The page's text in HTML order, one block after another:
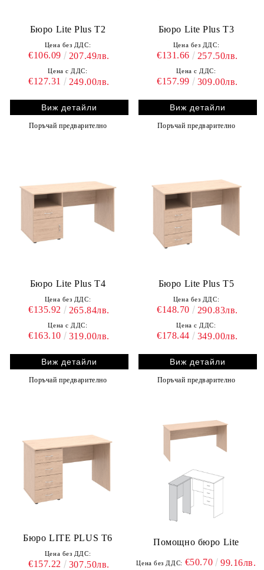
Бюро Lite Plus T2
Цена без ДДС:
€106.09 207.49лв.
Цена с ДДС:
€127.31 249.00лв.
Виж детайли
Поръчай предварително
Бюро Lite Plus T3
Цена без ДДС:
€131.66 257.50лв.
Цена с ДДС:
€157.99 309.00лв.
Виж детайли
Поръчай предварително
Бюро Lite Plus T4
Цена без ДДС:
€135.92 265.84лв.
Цена с ДДС:
€163.10 319.00лв.
Виж детайли
Поръчай предварително
Бюро Lite Plus T5
Цена без ДДС:
€148.70 290.83лв.
Цена с ДДС:
€178.44 349.00лв.
Виж детайли
Поръчай предварително
Бюро LITE PLUS T6
Цена без ДДС:
€157.22 307.50лв.
Помощно бюро Lite
Цена без ДДС: €50.70 99.16лв.